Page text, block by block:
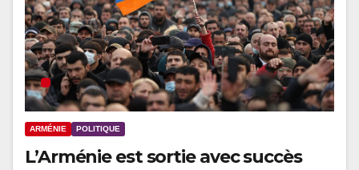
ARMÉNIE POLITIQUE
L’Arménie est sortie avec succès